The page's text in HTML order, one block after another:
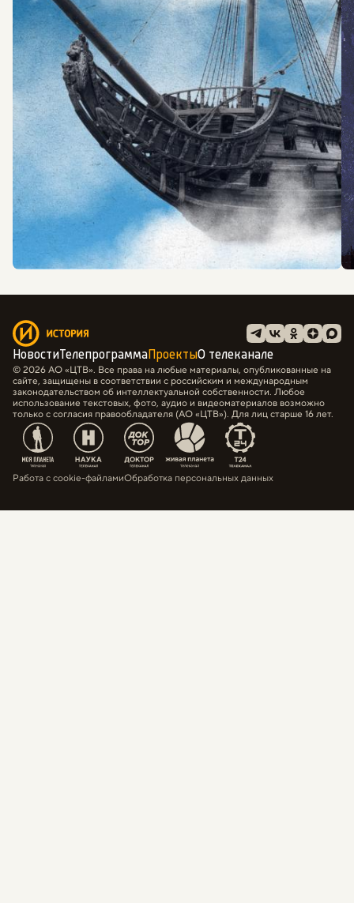
НовостиТелепрограммаПроектыО телеканале
© 2026 АО «ЦТВ». Все права на любые материалы, опубликованные на
сайте, защищены в соответствии с российским и международным
законодательством об интеллектуальной собственности. Любое
использование текстовых, фото, аудио и видеоматериалов возможно
только с согласия правообладателя (АО «ЦТВ»). Для лиц старше 16 лет.
Работа с cookie-файламиОбработка персональных данных